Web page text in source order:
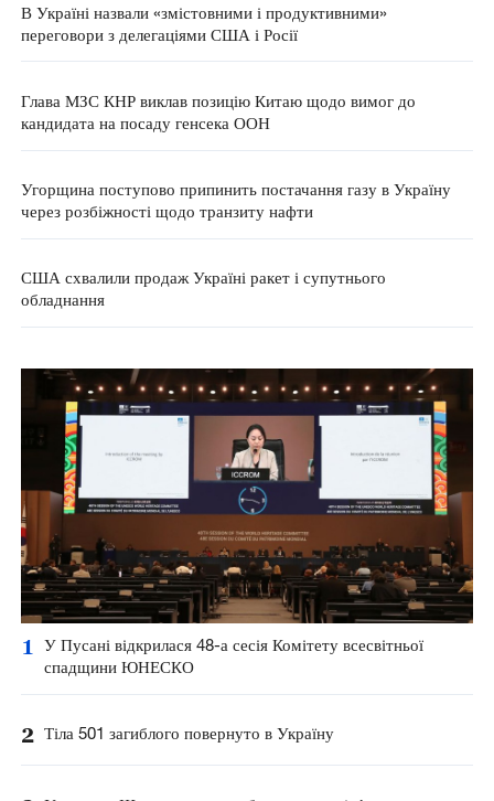
В Україні назвали «змістовними і продуктивними»
переговори з делегаціями США і Росії
Глава МЗС КНР виклав позицію Китаю щодо вимог до
кандидата на посаду генсека ООН
Угорщина поступово припинить постачання газу в Україну
через розбіжності щодо транзиту нафти
США схвалили продаж Україні ракет і супутнього
обладнання
1
У Пусані відкрилася 48-а сесія Комітету всесвітньої
спадщини ЮНЕСКО
2 Тіла 501 загиблого повернуто в Україну